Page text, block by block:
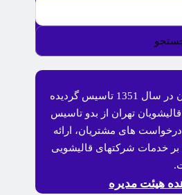
اتحادیه صنف قالیشویان تهران در سال 1351 تاسیس گردیده
تهران از بدو تاسیس
های مشتریان، ارائه
خدمات شرکتهای قالیشویی
هیئت مدیره